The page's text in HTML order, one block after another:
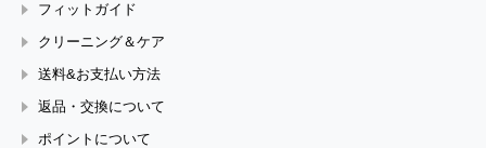
フィットガイド
クリーニング＆ケア
送料&お支払い方法
返品・交換について
ポイントについて